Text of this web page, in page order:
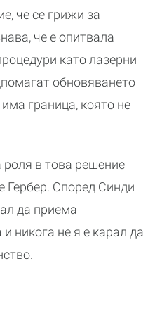
че се грижи за
че е опитвала
като лазерни
обновяването
граница, която не
роля в това решение
Гербер. Според Синди
да приема
никога не я е карал да